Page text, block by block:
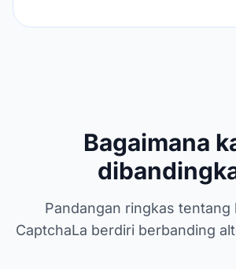
Bagaimana
Pandangan ringkas tentang
CaptchaLa berdiri berbanding